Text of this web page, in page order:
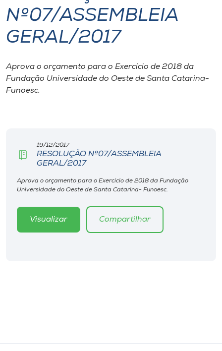
I.nova
Cultura
Editora
Museu
Nº07/ASSEMBLEIA
GERAL/2017
Aprova o orçamento para o Exercício de 2018 da
Fundação Universidade do Oeste de Santa Catarina-
Funoesc.
19/12/2017
RESOLUÇÃO Nº07/ASSEMBLEIA
GERAL/2017
Aprova o orçamento para o Exercício de 2018 da Fundação
Universidade do Oeste de Santa Catarina- Funoesc.
Visualizar Compartilhar